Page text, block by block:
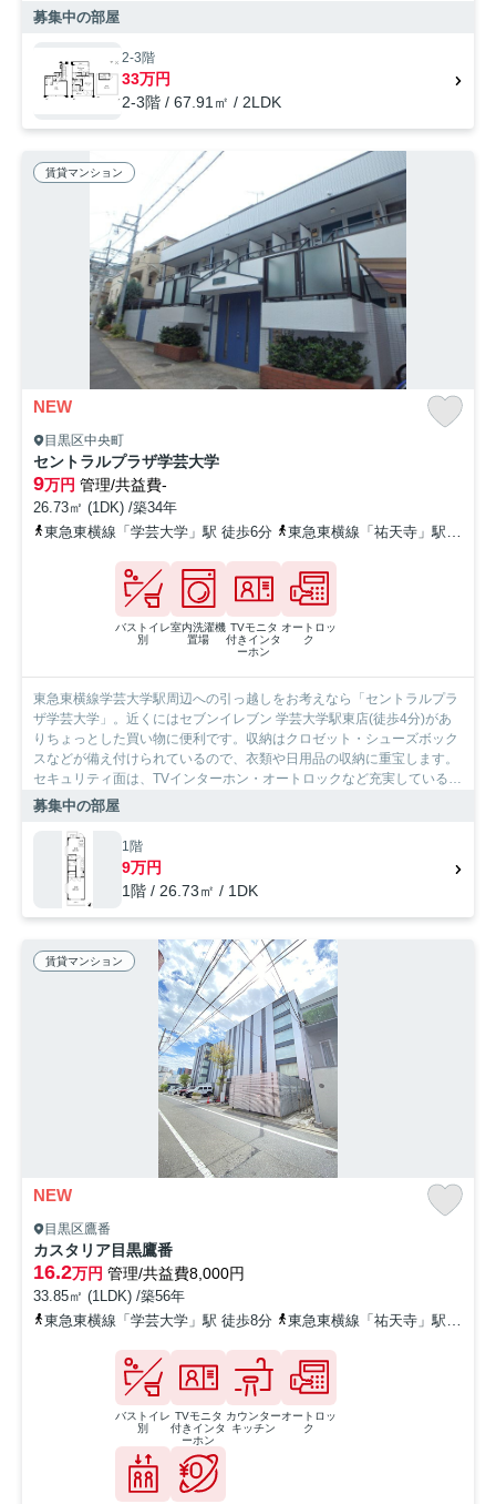
ます。収納はシューズボックス・クロゼットなど豊富なので、広々と空
間を利用することも可能です。入居者にとっても扱いやすい敷地内ごみ
置き場がついています。自分のライフスタイルに必要なお住まいをお選
びください。お住まい探しをサポートしてまいります。
募集中の部屋
2-3階
33万円
2-3階 / 67.91㎡ / 2LDK
賃貸マンション
NEW
目黒区中央町
セントラルプラザ学芸大学
9万円 管理/共益費-
26.73㎡ (1DK) /築34年
東急東横線「学芸大学」駅 徒歩6分
東急東横線「祐天寺」駅 徒歩12分
バストイレ
別
室内洗濯機
置場
TVモニタ
付きインタ
ーホン
オートロッ
ク
東急東横線学芸大学駅周辺への引っ越しをお考えなら「セントラルプラ
ザ学芸大学」。近くにはセブンイレブン 学芸大学駅東店(徒歩4分)があ
りちょっとした買い物に便利です。収納はクロゼット・シューズボック
スなどが備え付けられているので、衣類や日用品の収納に重宝します。
セキュリティ面は、TVインターホン・オートロックなど充実しているの
で安心して生活できます。閑静な住宅地にあるマンションです。これま
でも、これからもSumoSumoお問い合わせ窓口は為になる不動産情報を
ご提供して参ります。東急東横線学芸大学を中心に住まい探しをお手伝
い致します。
募集中の部屋
1階
9万円
1階 / 26.73㎡ / 1DK
賃貸マンション
NEW
目黒区鷹番
カスタリア目黒鷹番
16.2万円 管理/共益費8,000円
33.85㎡ (1LDK) /築56年
東急東横線「学芸大学」駅 徒歩8分
東急東横線「祐天寺」駅 徒歩20分
バストイレ
別
TVモニタ
付きインタ
ーホン
カウンター
キッチン
オートロッ
ク